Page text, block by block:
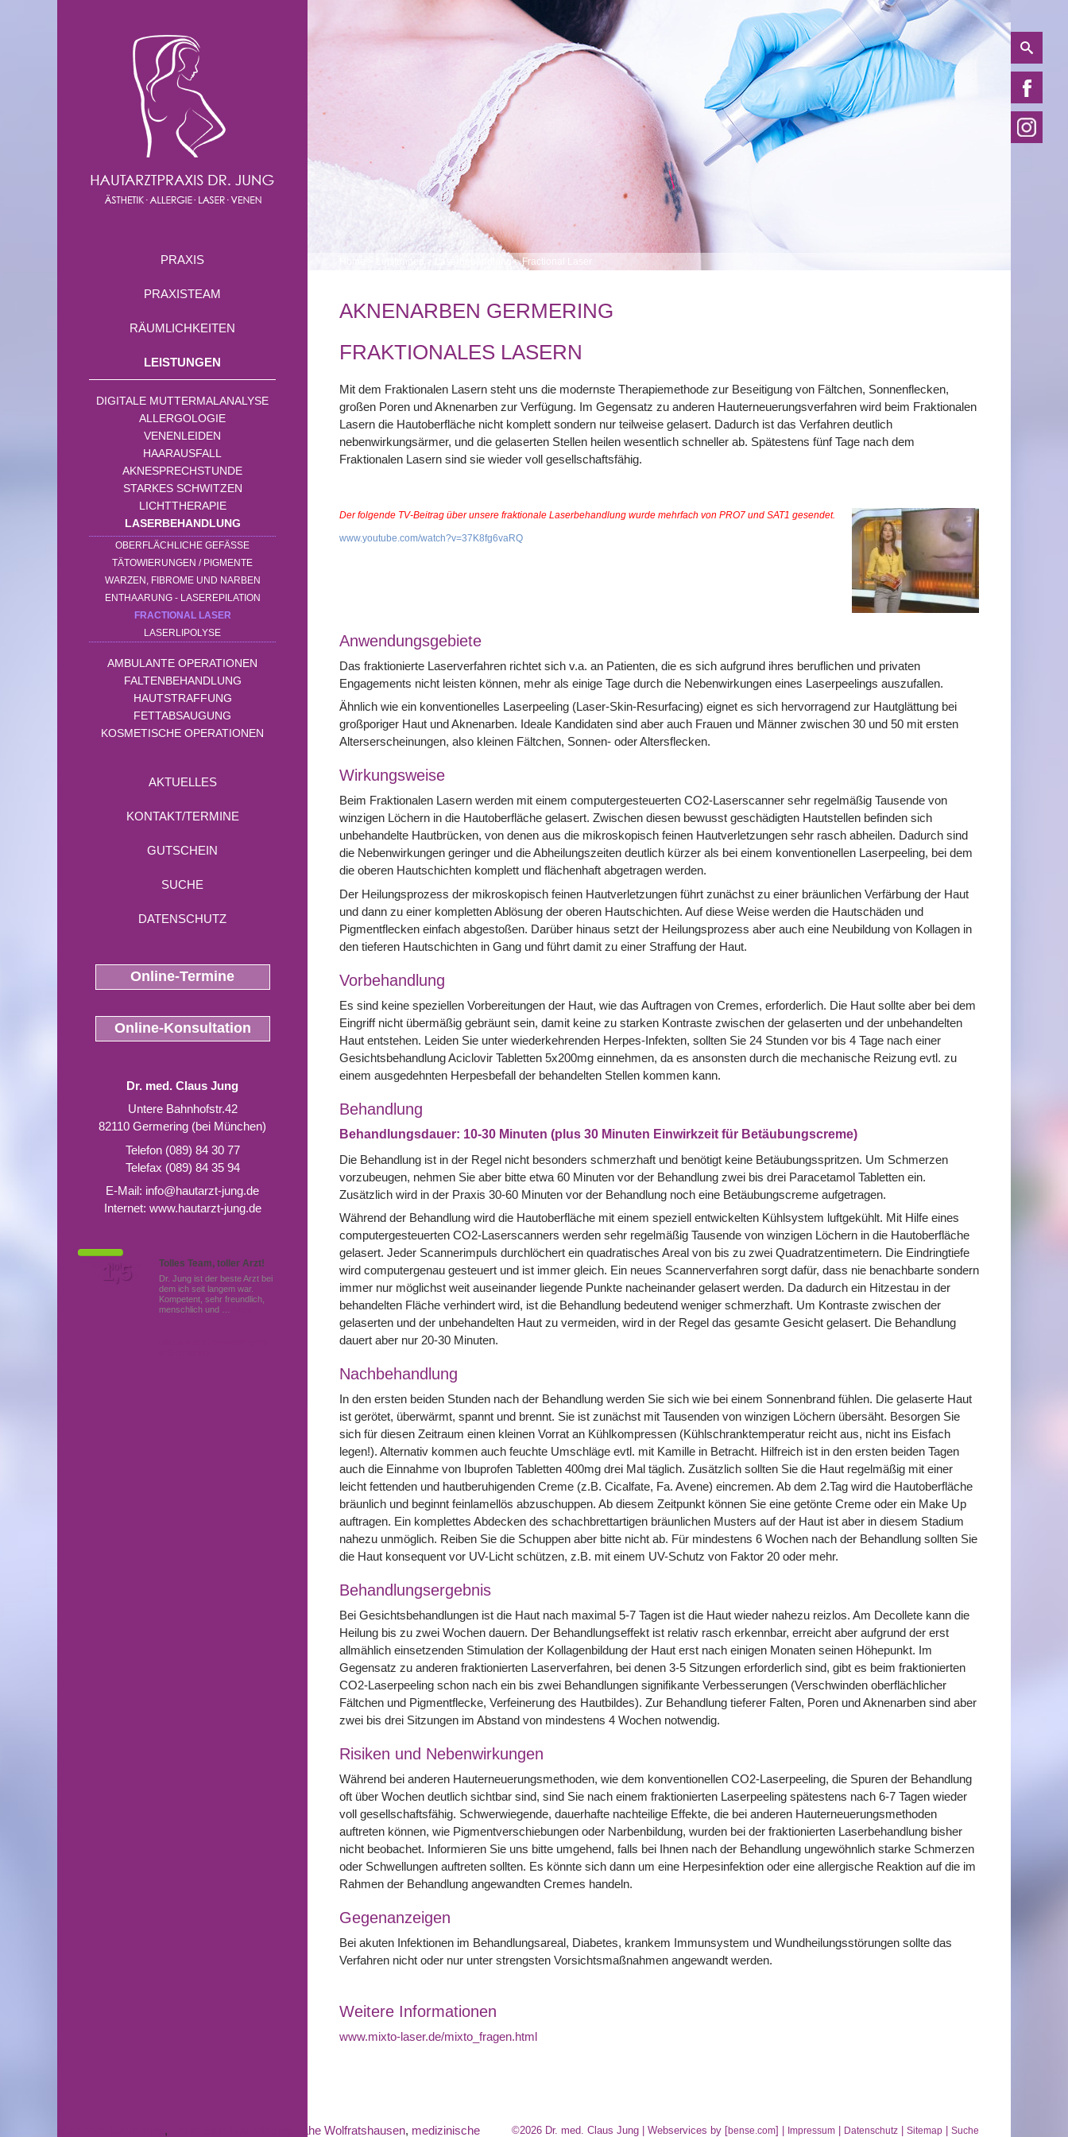
PRAXIS
PRAXISTEAM
RÄUMLICHKEITEN
LEISTUNGEN
DIGITALE MUTTERMALANALYSE
ALLERGOLOGIE
VENENLEIDEN
HAARAUSFALL
AKNESPRECHSTUNDE
STARKES SCHWITZEN
LICHTTHERAPIE
LASERBEHANDLUNG
OBERFLÄCHLICHE GEFÄSSE
TÄTOWIERUNGEN / PIGMENTE
WARZEN, FIBROME UND NARBEN
ENTHAARUNG - LASEREPILATION
FRACTIONAL LASER
LASERLIPOLYSE
AMBULANTE OPERATIONEN
FALTENBEHANDLUNG
HAUTSTRAFFUNG
FETTABSAUGUNG
KOSMETISCHE OPERATIONEN
AKTUELLES
KONTAKT/TERMINE
GUTSCHEIN
SUCHE
DATENSCHUTZ
Online-Termine
Online-Konsultation
Dr. med. Claus Jung
Untere Bahnhofstr.42
82110 Germering (bei München)
Telefon (089) 84 30 77
Telefax (089) 84 35 94
E-Mail: info@hautarzt-jung.de
Internet: www.hautarzt-jung.de
Tolles Team, toller Arzt!
Dr. Jung ist der beste Arzt bei
dem ich seit langem war.
Kompetent, sehr freundlich,
menschlich und …
Von Patienten
bewertet mit
Note
1,5
Leistungen >Fractional Laser
AKNENARBEN GERMERING
FRAKTIONALES LASERN
Mit dem Fraktionalen Lasern steht uns die modernste Therapiemethode zur Beseitigung von Fältchen, Sonnenflecken,
großen Poren und Aknenarben zur Verfügung. Im Gegensatz zu anderen Hauterneuerungsverfahren wird beim Fraktionalen
Lasern die Hautoberfläche nicht komplett sondern nur teilweise gelasert. Dadurch ist das Verfahren deutlich
nebenwirkungsärmer, und die gelaserten Stellen heilen wesentlich schneller ab. Spätestens fünf Tage nach dem
Fraktionalen Lasern sind sie wieder voll gesellschaftsfähig.
Der folgende TV-Beitrag über unsere fraktionale Laserbehandlung wurde mehrfach von PRO7 und SAT1 gesendet.
www.youtube.com/watch?v=37K8fg6vaRQ
Anwendungsgebiete
Das fraktionierte Laserverfahren richtet sich v.a. an Patienten, die es sich aufgrund ihres beruflichen und privaten
Engagements nicht leisten können, mehr als einige Tage durch die Nebenwirkungen eines Laserpeelings auszufallen.
Ähnlich wie ein konventionelles Laserpeeling (Laser-Skin-Resurfacing) eignet es sich hervorragend zur Hautglättung bei
großporiger Haut und Aknenarben. Ideale Kandidaten sind aber auch Frauen und Männer zwischen 30 und 50 mit ersten
Alterserscheinungen, also kleinen Fältchen, Sonnen- oder Altersflecken.
Wirkungsweise
Beim Fraktionalen Lasern werden mit einem computergesteuerten CO2-Laserscanner sehr regelmäßig Tausende von
winzigen Löchern in die Hautoberfläche gelasert. Zwischen diesen bewusst geschädigten Hautstellen befinden sich
unbehandelte Hautbrücken, von denen aus die mikroskopisch feinen Hautverletzungen sehr rasch abheilen. Dadurch sind
die Nebenwirkungen geringer und die Abheilungszeiten deutlich kürzer als bei einem konventionellen Laserpeeling, bei dem
die oberen Hautschichten komplett und flächenhaft abgetragen werden.
Der Heilungsprozess der mikroskopisch feinen Hautverletzungen führt zunächst zu einer bräunlichen Verfärbung der Haut
und dann zu einer kompletten Ablösung der oberen Hautschichten. Auf diese Weise werden die Hautschäden und
Pigmentflecken einfach abgestoßen. Darüber hinaus setzt der Heilungsprozess aber auch eine Neubildung von Kollagen in
den tieferen Hautschichten in Gang und führt damit zu einer Straffung der Haut.
Vorbehandlung
Es sind keine speziellen Vorbereitungen der Haut, wie das Auftragen von Cremes, erforderlich. Die Haut sollte aber bei dem
Eingriff nicht übermäßig gebräunt sein, damit keine zu starken Kontraste zwischen der gelaserten und der unbehandelten
Haut entstehen. Leiden Sie unter wiederkehrenden Herpes-Infekten, sollten Sie 24 Stunden vor bis 4 Tage nach einer
Gesichtsbehandlung Aciclovir Tabletten 5x200mg einnehmen, da es ansonsten durch die mechanische Reizung evtl. zu
einem ausgedehnten Herpesbefall der behandelten Stellen kommen kann.
Behandlung
Behandlungsdauer: 10-30 Minuten (plus 30 Minuten Einwirkzeit für Betäubungscreme)
Die Behandlung ist in der Regel nicht besonders schmerzhaft und benötigt keine Betäubungsspritzen. Um Schmerzen
vorzubeugen, nehmen Sie aber bitte etwa 60 Minuten vor der Behandlung zwei bis drei Paracetamol Tabletten ein.
Zusätzlich wird in der Praxis 30-60 Minuten vor der Behandlung noch eine Betäubungscreme aufgetragen.
Während der Behandlung wird die Hautoberfläche mit einem speziell entwickelten Kühlsystem luftgekühlt. Mit Hilfe eines
computergesteuerten CO2-Laserscanners werden sehr regelmäßig Tausende von winzigen Löchern in die Hautoberfläche
gelasert. Jeder Scannerimpuls durchlöchert ein quadratisches Areal von bis zu zwei Quadratzentimetern. Die Eindringtiefe
wird computergenau gesteuert und ist immer gleich. Ein neues Scannerverfahren sorgt dafür, dass nie benachbarte sondern
immer nur möglichst weit auseinander liegende Punkte nacheinander gelasert werden. Da dadurch ein Hitzestau in der
behandelten Fläche verhindert wird, ist die Behandlung bedeutend weniger schmerzhaft. Um Kontraste zwischen der
gelaserten und der unbehandelten Haut zu vermeiden, wird in der Regel das gesamte Gesicht gelasert. Die Behandlung
dauert aber nur 20-30 Minuten.
Nachbehandlung
In den ersten beiden Stunden nach der Behandlung werden Sie sich wie bei einem Sonnenbrand fühlen. Die gelaserte Haut
ist gerötet, überwärmt, spannt und brennt. Sie ist zunächst mit Tausenden von winzigen Löchern übersäht. Besorgen Sie
sich für diesen Zeitraum einen kleinen Vorrat an Kühlkompressen (Kühlschranktemperatur reicht aus, nicht ins Eisfach
legen!). Alternativ kommen auch feuchte Umschläge evtl. mit Kamille in Betracht. Hilfreich ist in den ersten beiden Tagen
auch die Einnahme von Ibuprofen Tabletten 400mg drei Mal täglich. Zusätzlich sollten Sie die Haut regelmäßig mit einer
leicht fettenden und hautberuhigenden Creme (z.B. Cicalfate, Fa. Avene) eincremen. Ab dem 2.Tag wird die Hautoberfläche
bräunlich und beginnt feinlamellös abzuschuppen. Ab diesem Zeitpunkt können Sie eine getönte Creme oder ein Make Up
auftragen. Ein komplettes Abdecken des schachbrettartigen bräunlichen Musters auf der Haut ist aber in diesem Stadium
nahezu unmöglich. Reiben Sie die Schuppen aber bitte nicht ab. Für mindestens 6 Wochen nach der Behandlung sollten Sie
die Haut konsequent vor UV-Licht schützen, z.B. mit einem UV-Schutz von Faktor 20 oder mehr.
Behandlungsergebnis
Bei Gesichtsbehandlungen ist die Haut nach maximal 5-7 Tagen ist die Haut wieder nahezu reizlos. Am Decollete kann die
Heilung bis zu zwei Wochen dauern. Der Behandlungseffekt ist relativ rasch erkennbar, erreicht aber aufgrund der erst
allmählich einsetzenden Stimulation der Kollagenbildung der Haut erst nach einigen Monaten seinen Höhepunkt. Im
Gegensatz zu anderen fraktionierten Laserverfahren, bei denen 3-5 Sitzungen erforderlich sind, gibt es beim fraktionierten
CO2-Laserpeeling schon nach ein bis zwei Behandlungen signifikante Verbesserungen (Verschwinden oberflächlicher
Fältchen und Pigmentflecke, Verfeinerung des Hautbildes). Zur Behandlung tieferer Falten, Poren und Aknenarben sind aber
zwei bis drei Sitzungen im Abstand von mindestens 4 Wochen notwendig.
Risiken und Nebenwirkungen
Während bei anderen Hauterneuerungsmethoden, wie dem konventionellen CO2-Laserpeeling, die Spuren der Behandlung
oft über Wochen deutlich sichtbar sind, sind Sie nach einem fraktionierten Laserpeeling spätestens nach 6-7 Tagen wieder
voll gesellschaftsfähig. Schwerwiegende, dauerhafte nachteilige Effekte, die bei anderen Hauterneuerungsmethoden
auftreten können, wie Pigmentverschiebungen oder Narbenbildung, wurden bei der fraktionierten Laserbehandlung bisher
nicht beobachet. Informieren Sie uns bitte umgehend, falls bei Ihnen nach der Behandlung ungewöhnlich starke Schmerzen
oder Schwellungen auftreten sollten. Es könnte sich dann um eine Herpesinfektion oder eine allergische Reaktion auf die im
Rahmen der Behandlung angewandten Cremes handeln.
Gegenanzeigen
Bei akuten Infektionen im Behandlungsareal, Diabetes, krankem Immunsystem und Wundheilungsstörungen sollte das
Verfahren nicht oder nur unter strengsten Vorsichtsmaßnahmen angewandt werden.
Weitere Informationen
www.mixto-laser.de/mixto_fragen.html
©2026 Dr. med. Claus Jung | Webservices by [bense.com] | Impressum Datenschutz Sitemap Suche
, Laser Skin Resurfacing nahe Wolfratshausen, medizinische